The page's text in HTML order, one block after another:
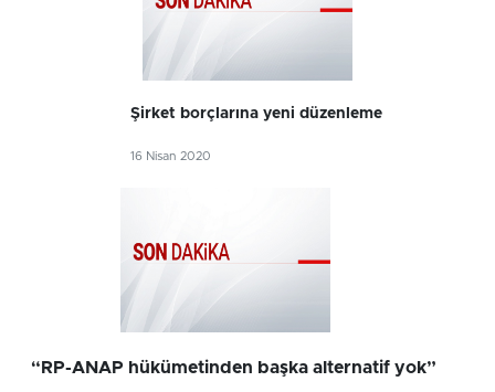
Şirket borçlarına yeni düzenleme
16 Nisan 2020
“RP-ANAP hükümetinden başka alternatif yok”